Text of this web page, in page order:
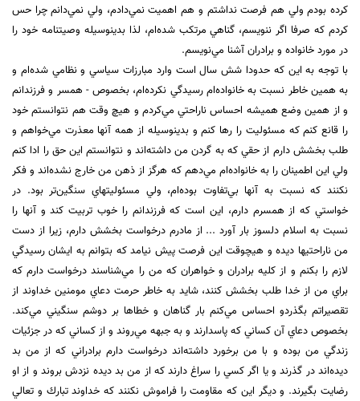
كرده بودم ولي هم فرصت نداشتم و هم اهميت نمي‌دادم، ولي نمي‌دانم چرا حس
كردم كه صرفا اگر ننويسم، گناهي مرتكب شده‌ام، لذا بدينوسيله وصيتنامه خود را
در مورد خانواده و برادران آشنا مي‌نويسم.
با توجه به اين كه حدودا شش سال است وارد مبارزات سياسي و نظامي شده‌ام و
به همين خاطر نسبت به خانواده‌ام رسيدگي نكرده‌ام، بخصوص - همسر و فرزندانم
و از همين وضع هميشه احساس ناراحتي مي‌كردم و هيچ وقت هم نتوانستم خود
را قانع كنم كه مسئوليت‌ را رها كنم و بدينوسيله از همه آنها معذرت مي‌خواهم و
طلب بخشش دارم از حقي كه به گردن من داشته‌اند و نتوانستم اين حق را ادا كنم
ولي اين اطمينان را به خانواده‌ام مي‌دهم كه هرگز از ذهن من خارج نشده‌اند و فكر
نكنند كه نسبت به آنها بي‌تفاوت بوده‌ام، ولي مسئوليتهاي سنگين‌تر بود. در
خواستي كه از همسرم دارم، اين است كه فرزندانم را خوب تربيت كند و آنها را
نسبت به اسلام دلسوز بار آورد ... از مادرم درخواست بخشش دارم، زيرا از دست
من ناراحتيها ديده و هيچوقت اين فرصت پيش نيامد كه بتوانم به ايشان رسيدگي
لازم را بكنم و از كليه برادران و خواهران كه من را مي‌شناسند درخواست دارم كه
براي من از خدا طلب بخشش كنند، شايد به خاطر حرمت دعاي مومنين خداوند از
تقصيراتم بگذردو احساس مي‌كنم بار گناهان و خطاها بر دوشم سنگيني مي‌كند.
بخصوص دعاي آن كساني كه پاسدارند و به جبهه مي‌روند و از كساني كه در جزئيات
زندگي من بوده و با من برخورد داشته‌اند درخواست دارم برادراني كه از من بد
ديده‌اند در گذرند و يا اگر كسي را سراغ دارند كه از من بد ديده نزدش بروند و از او
رضايت بگيرند. و ديگر اين كه مقاومت را فراموش نكنند كه خداوند تبارك و تعالي